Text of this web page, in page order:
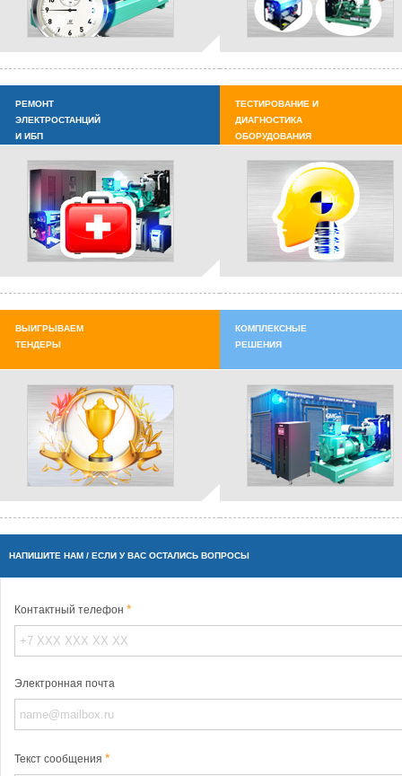
РЕМОНТ
ЭЛЕКТРОСТАНЦИЙ
И ИБП
ТЕСТИРОВАНИЕ И
ДИАГНОСТИКА
ОБОРУДОВАНИЯ
ВЫИГРЫВАЕМ
ТЕНДЕРЫ
КОМПЛЕКСНЫЕ
РЕШЕНИЯ
НАПИШИТЕ НАМ / ЕСЛИ У ВАС ОСТАЛИСЬ ВОПРОСЫ
Контактный телефон
Электронная почта
Текст сообщения